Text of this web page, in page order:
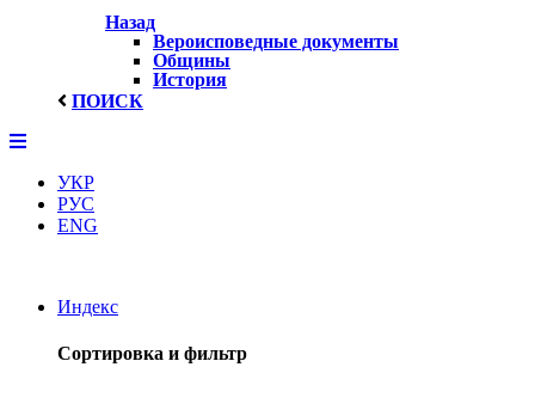
Назад
Вероисповедные документы
Общины
История
ПОИСК
УКР
РУС
ENG
Индекс
Сортировка и фильтр